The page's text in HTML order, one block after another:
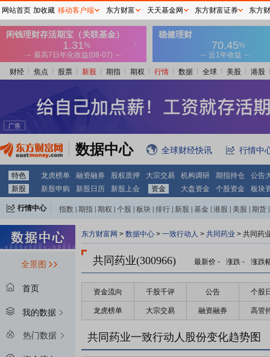
财经 焦点 股票 新股 期指 期权 行情 数据 全球 美股 港股
数据中心 全球财经快讯 行情中
特色 龙虎榜单 融资融券 股权质押 大宗交易 机构调研 期指持仓
公告
新股
新股申购 新股日历 新股上会 资金 大盘资金 个股资金 板块
行情中心 指数 期指 期权 个股 板块 排行 新股 基金 港股 美股 期货
全景图
首页
我的数据
热门数据
东方财富网 > 数据中心 > 一致行动人 > 共同药业 > 共同药
共同药业(300966) 最新价 - 涨跌 - 涨跌
资金流向 千股千评 公告 个股
龙虎榜单 大宗交易 融资融券 高管
共同药业一致行动人股份变化趋势图
网站首页 加收藏 移动客户端 东方财富 天天基金网 东方财富证券 东方